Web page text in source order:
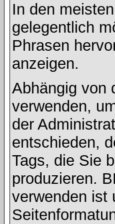
In den
gelegentlich
Phrasen
anzeigen.
Abhängig von
verwenden,
der
entschieden,
Tags, die Sie
produzieren.
verwenden ist